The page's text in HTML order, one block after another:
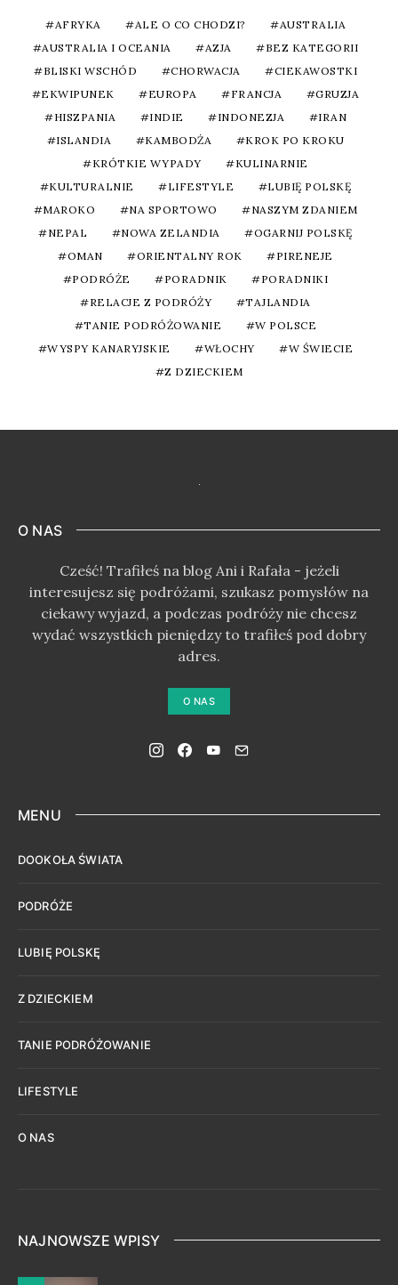
AFRYKA ALE O CO CHODZI?
AUSTRALIA
AUSTRALIA I OCEANIA
AZJA
BEZ KATEGORII
BLISKI WSCHÓD
CHORWACJA
CIEKAWOSTKI
EKWIPUNEK
EUROPA FRANCJA
GRUZJA
HISZPANIA
INDIE INDONEZJA
IRAN
ISLANDIA
KAMBODŻA
KROK PO KROKU
KRÓTKIE WYPADY
KULINARNIE
KULTURALNIE
LIFESTYLE
LUBIĘ POLSKĘ
MAROKO
NA SPORTOWO
NASZYM ZDANIEM
NEPAL
NOWA ZELANDIA
OGARNIJ POLSKĘ
OMAN
ORIENTALNY ROK
PIRENEJE
PODRÓŻE
PORADNIK
PORADNIKI
RELACJE Z PODRÓŻY
TAJLANDIA
TANIE PODRÓŻOWANIE
W POLSCE
WYSPY KANARYJSKIE
WŁOCHY
W ŚWIECIE
Z DZIECKIEM
O NAS
Cześć! Trafiłeś na blog Ani i Rafała - jeżeli
interesujesz się podróżami, szukasz pomysłów na
ciekawy wyjazd, a podczas podróży nie chcesz
wydać wszystkich pieniędzy to trafiłeś pod dobry
adres.
O NAS
MENU
DOOKOŁA ŚWIATA
PODRÓŻE
LUBIĘ POLSKĘ
Z DZIECKIEM
TANIE PODRÓŻOWANIE
LIFESTYLE
O NAS
NAJNOWSZE WPISY